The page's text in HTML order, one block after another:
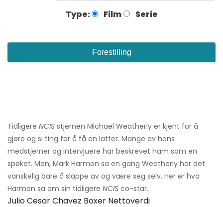
Type: Film Serie
Forestilling
Tidligere NCIS stjernen Michael Weatherly er kjent for å
gjøre og si ting for å få en latter. Mange av hans
medstjerner og intervjuere har beskrevet ham som en
spøket. Men, Mark Harmon sa en gang Weatherly har det
vanskelig bare å slappe av og være seg selv. Her er hva
Harmon sa om sin tidligere NCIS co-star.
Julio Cesar Chavez Boxer Nettoverdi